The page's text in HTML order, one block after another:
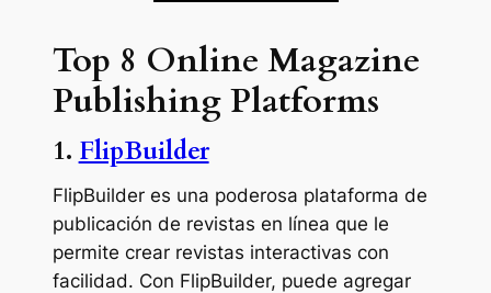
Top 8 Online Magazine
Publishing Platforms
1. FlipBuilder
FlipBuilder es una poderosa plataforma de
publicación de revistas en línea que le
permite crear revistas interactivas con
facilidad. Con FlipBuilder, puede agregar